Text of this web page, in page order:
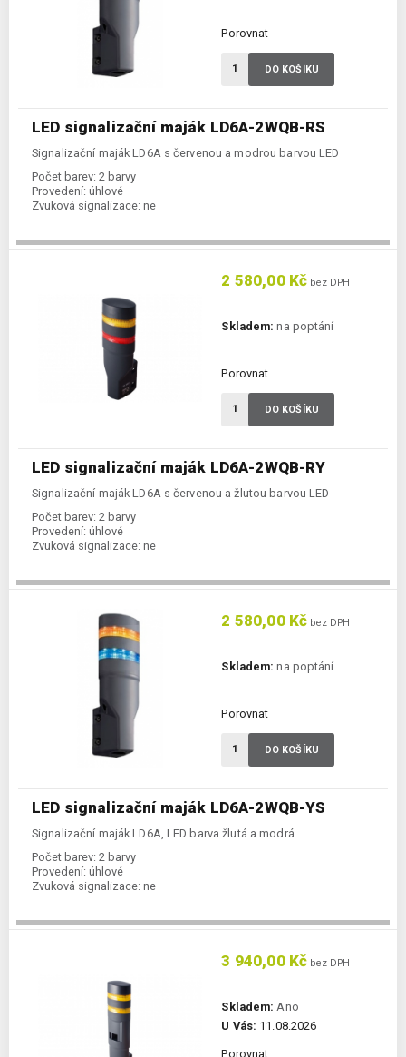
LED signalizační maják LD6A-2WQB-RS
Signalizační maják LD6A s červenou a modrou barvou LED
Počet barev: 2 barvy
Provedení: úhlové
Zvuková signalizace: ne
Porovnat
DO KOŠÍKU
LED signalizační maják LD6A-2WQB-RY
Signalizační maják LD6A s červenou a žlutou barvou LED
Počet barev: 2 barvy
Provedení: úhlové
Zvuková signalizace: ne
2 580,00 Kč bez DPH
Skladem: na poptání
Porovnat
DO KOŠÍKU
LED signalizační maják LD6A-2WQB-YS
Signalizační maják LD6A, LED barva žlutá a modrá
Počet barev: 2 barvy
Provedení: úhlové
Zvuková signalizace: ne
2 580,00 Kč bez DPH
Skladem: na poptání
Porovnat
DO KOŠÍKU
3 940,00 Kč bez DPH
Skladem: Ano
U Vás: 11.08.2026
Porovnat